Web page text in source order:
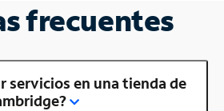
frecuentes
servicios en una tienda de